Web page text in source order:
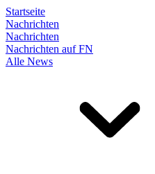
Startseite
Nachrichten
Nachrichten
Nachrichten auf FN
Alle News